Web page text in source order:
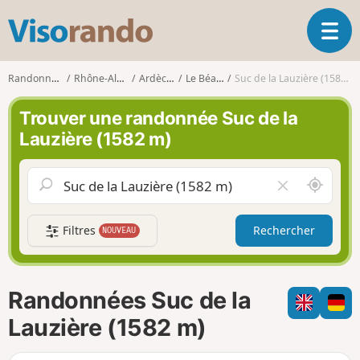
s
o
r
n
d
o
O
u
v
a
n
v
g
a
i
o
Randonnées Rhône-Alpes Ardèche Le Béage Suc de la Lauzière (1582 m)
Trouver une randonnée Suc de la
Lauzière (1582 m)
i
d
e
r
l
e
h
m
A
u
t
u
r
d
e
m
i
Filtres NOUVEAU Rechercher
Randonnées Suc de la
Lauzière (1582 m)